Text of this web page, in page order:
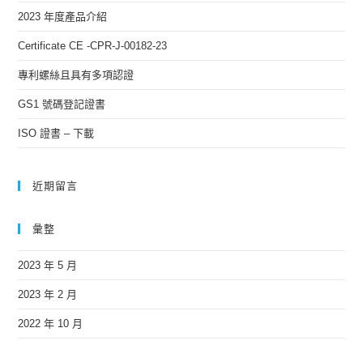
2023 年度產品介紹
Certificate CE -CPR-J-00182-23
專利螺絲且具有多項認證
GS1 號碼登記證書
ISO 證書 – 下載
近期留言
彙整
2023 年 5 月
2023 年 2 月
2022 年 10 月